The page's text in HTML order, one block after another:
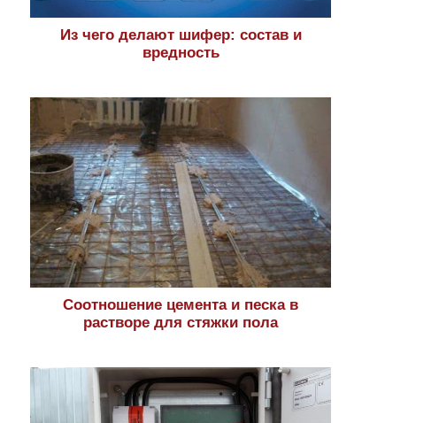
Из чего делают шифер: состав и
вредность
Соотношение цемента и песка в
растворе для стяжки пола